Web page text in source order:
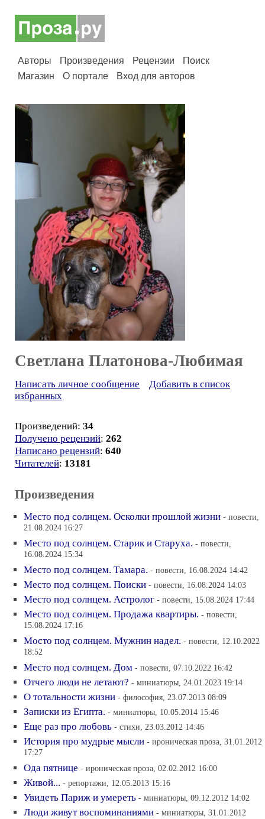
Авторы Произведения Рецензии
Поиск
Магазин
О портале Вход для авторов
Светлана Платонова-Любимая
Написать личное сообщение
Добавить в список
избранных
Произведений: 34
Получено рецензий: 262
Написано рецензий: 640
Читателей: 13181
Произведения
Место под солнцем. Осколки прошлой жизни - повести,
21.08.2024 16:27
Место под солнцем. Старик и Старуха. - повести,
16.08.2024 15:34
Место под солнцем. Тамара. - повести, 16.08.2024 14:42
Место под солнцем. Поиски - повести, 16.08.2024 14:03
Место под солнцем. Астролог - повести, 15.08.2024 17:44
Место под солнцем. Продажа квартиры. - повести,
15.08.2024 17:16
Мосто под солнцем. Мужнин надел. - повести, 12.10.2022
18:52
Место под солнцем. Дом - повести, 07.10.2022 16:42
Отчего люди не летают? - миниатюры, 24.01.2023 19:14
О тотальности жизни - философия, 23.07.2013 08:09
Записки из Египта. - миниатюры, 10.05.2014 15:46
Еще раз про любовь - стихи, 23.03.2012 14:46
История про мудрые мысли - ироническая проза, 31.01.2012
17:27
Ода пятнице - ироническая проза, 02.02.2012 16:00
Живой... - репортажи, 12.05.2013 15:16
Увидеть Париж и умереть - миниатюры, 09.12.2012 14:02
Люди живут воспоминаниями - миниатюры, 31.01.2012